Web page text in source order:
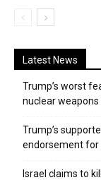
Latest News
Trump’s worst
nuclear
Trump’s
endorsement for
Israel claims to